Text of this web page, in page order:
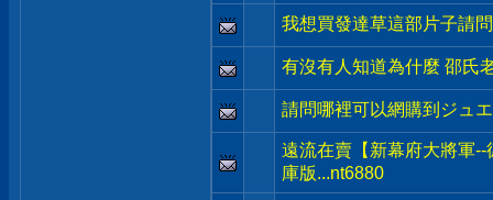
我想買發達草這部片子請
有沒有人知道為什麼 邵氏
請問哪裡可以網購到ジュ
遠流在賣【新幕府大將軍
庫版...nt6880